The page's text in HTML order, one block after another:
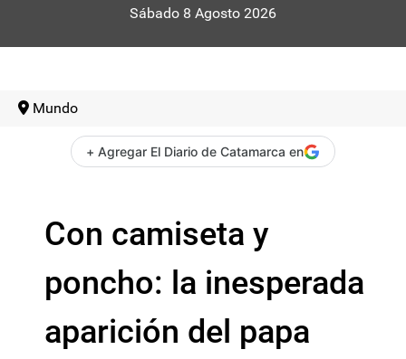
Sábado 8 Agosto 2026
Mundo
+ Agregar El Diario de Catamarca en
Con camiseta y
poncho: la inesperada
aparición del papa